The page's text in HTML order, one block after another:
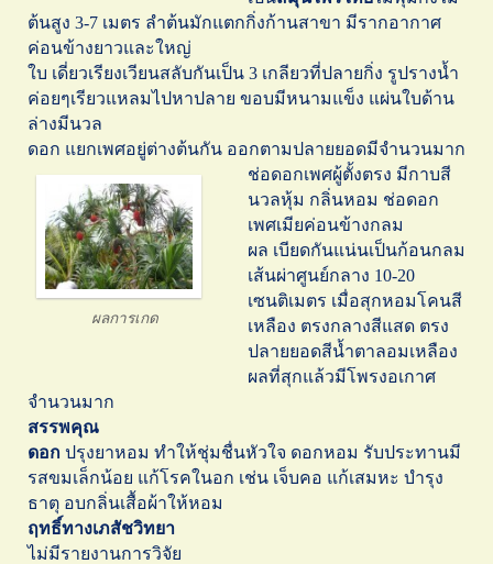
ต้นสูง 3-7 เมตร ลำต้นมักแตกกิ่งก้านสาขา มีรากอากาศ
ค่อนข้างยาวและใหญ่
ใบ เดี่ยวเรียงเวียนสลับกันเป็น 3 เกลียวที่ปลายกิ่ง รูปรางน้ำ
ค่อยๆเรียวแหลมไปหาปลาย ขอบมีหนามแข็ง แผ่นใบด้าน
ล่างมีนวล
ดอก แยกเพศอยู่ต่างต้นกัน ออกตามปลายยอดมีจำนวนมาก
ช่อดอกเพศผู้
ผลการเกด
ตั้งตรง มีกาบสี
นวลหุ้ม กลิ่นหอม ช่อดอก
เพศเมียค่อนข้างกลม
ผล เบียดกันแน่นเป็นก้อนกลม
เส้นผ่าศูนย์กลาง 10-20
เซนติเมตร เมื่อสุกหอมโคนสี
เหลือง ตรงกลางสีแสด ตรง
ปลายยอดสีน้ำตาลอมเหลือง
ผลที่สุกแล้วมีโพรงอเกาศ
จำนวนมาก
สรรพคุณ
ดอก ปรุงยาหอม ทำให้ชุ่มชื่นหัวใจ ดอกหอม รับประทานมี
รสขมเล็กน้อย แก้โรคในอก เช่น เจ็บคอ แก้เสมหะ บำรุง
ธาตุ อบกลิ่นเสื้อผ้าให้หอม
ฤทธิ์ทางเภสัชวิทยา
ไม่มีรายงานการวิจัย